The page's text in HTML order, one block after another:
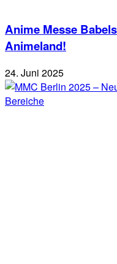
Anime Messe
Animeland!
24. Juni 2025